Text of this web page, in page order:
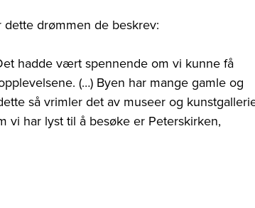
drømmen de beskrev:
hadde vært spennende om vi kunne få
(…) Byen har mange gamle og
så vrimler det av museer og
har lyst til å besøke er Peterskirken,